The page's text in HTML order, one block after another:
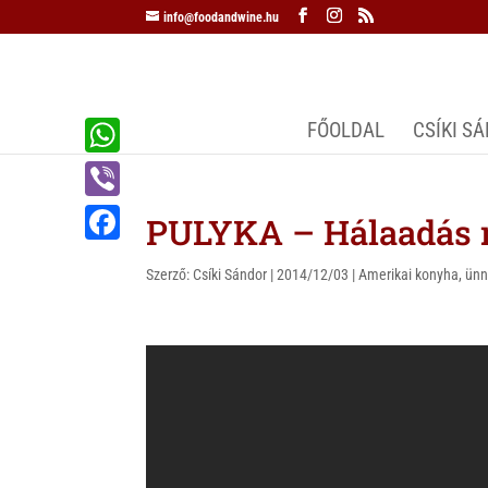
info@foodandwine.hu
FŐOLDAL CSÍKI
PULYKA –
Szerző: Csíki Sándor |2014/12/03 |Amerikai konyha,
W
h
a
V